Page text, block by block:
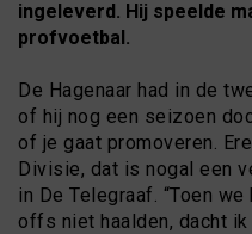
ingeleverd. Hij speelde
profvoetbal.
De Hagenaar had in de
of hij nog een seizoen
of je gaat promoveren.
Divisie, dat is nogal een
in De Telegraaf. “Toen
offs niet haalden, dacht